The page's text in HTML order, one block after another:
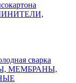
сварка
МЕМБРАНЫ,